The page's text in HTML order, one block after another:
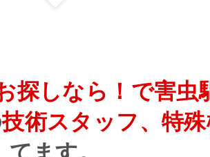
探しなら！で害虫
技術スタッフ、特